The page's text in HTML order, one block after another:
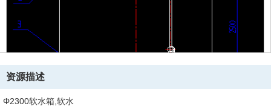
资源描述
Φ2300软水箱,软水